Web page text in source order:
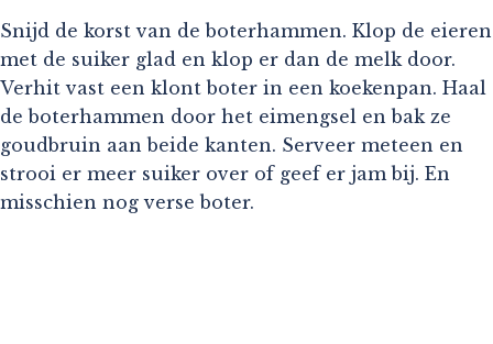
Snijd de korst van de boterhammen. Klop de eieren
met de suiker glad en klop er dan de melk door.
Verhit vast een klont boter in een koekenpan. Haal
de boterhammen door het eimengsel en bak ze
goudbruin aan beide kanten. Serveer meteen en
strooi er meer suiker over of geef er jam bij. En
misschien nog verse boter.